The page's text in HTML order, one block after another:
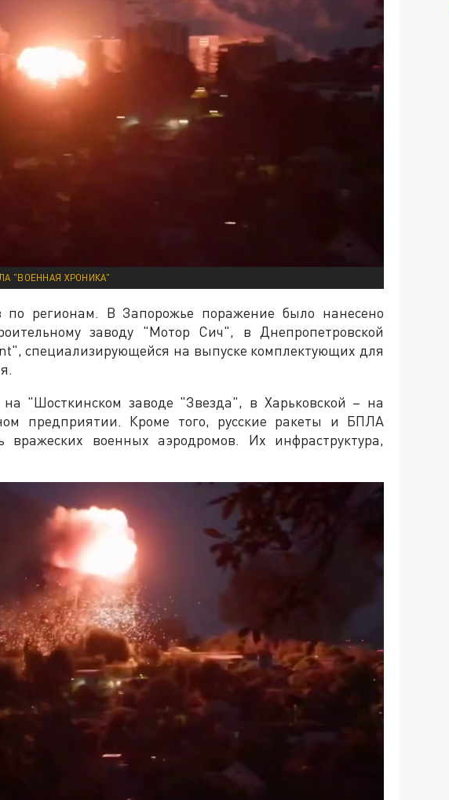
"ВОЕННАЯ ХРОНИКА"
по регионам. В Запорожье поражение было нанесено
заводу "Мотор Сич", в Днепропетровской
специализирующейся на выпуске комплектующих для
"Шосткинском заводе "Звезда", в Харьковской – на
предприятии. Кроме того, русские ракеты и БПЛА
военных аэродромов. Их инфраструктура,